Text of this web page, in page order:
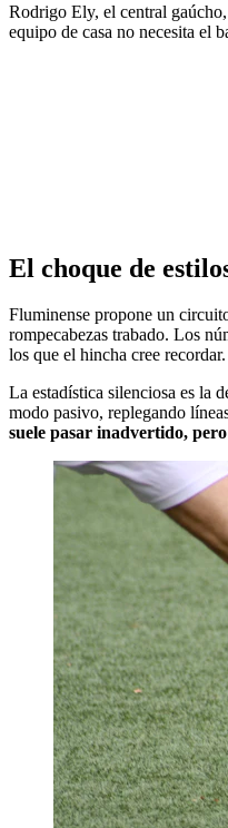
Rodrigo Ely, el central
equipo de casa no necesita el
El choque de
Fluminense propone un
rompecabezas trabado. Los
los que el hincha cree recordar.
La estadística silenciosa es la
modo pasivo, replegando
suele pasar inadvertido,